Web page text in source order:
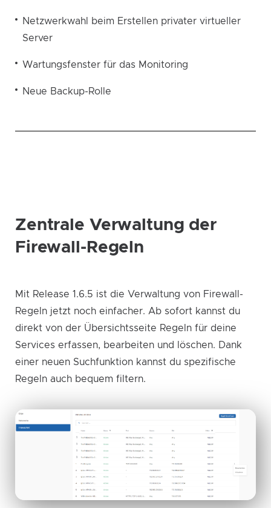
Netzwerkwahl beim Erstellen privater virtueller
Server
Wartungsfenster für das Monitoring
Neue Backup-Rolle
Zentrale Verwaltung der
Firewall-Regeln
Mit Release 1.6.5 ist die Verwaltung von Firewall-
Regeln jetzt noch einfacher. Ab sofort kannst du
direkt von der Übersichtsseite Regeln für deine
Services erfassen, bearbeiten und löschen. Dank
einer neuen Suchfunktion kannst du spezifische
Regeln auch bequem filtern.